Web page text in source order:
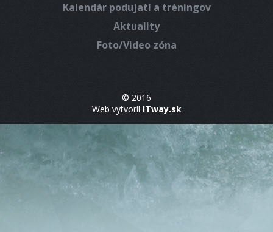
Kalendár podujatí a tréningov
Aktuality
Foto/Video zóna
© 2016
Web vytvoril ITway.sk